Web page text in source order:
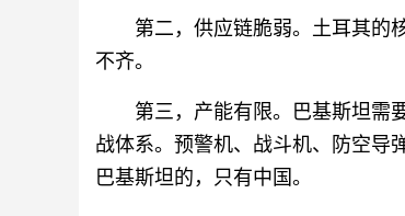
第二，供应链脆弱。土耳其的
不齐。
第三，产能有限。巴基斯坦需
战体系。预警机、战斗机、防空
巴基斯坦的，只有中国。